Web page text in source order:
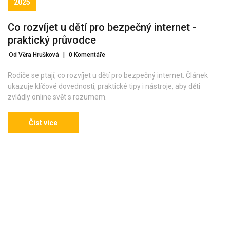
2025
Co rozvíjet u dětí pro bezpečný internet -
praktický průvodce
Od Věra Hrušková 0 Komentáře
Rodiče se ptají, co rozvíjet u dětí pro bezpečný internet. Článek
ukazuje klíčové dovednosti, praktické tipy i nástroje, aby děti
zvládly online svět s rozumem.
Číst více